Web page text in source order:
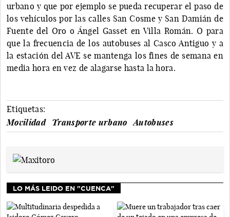
urbano y que por ejemplo se pueda recuperar el paso de
los vehículos por las calles San Cosme y San Damián de
Fuente del Oro o Ángel Gasset en Villa Román. O para
que la frecuencia de los autobuses al Casco Antiguo y a
la estación del AVE se mantenga los fines de semana en
media hora en vez de alagarse hasta la hora.
Etiquetas:
Movilidad
Transporte urbano Autobuses
LO MÁS LEIDO EN "CUENCA"